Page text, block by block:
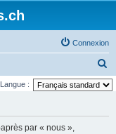
Connexion
e
Langue :
par « nous »,